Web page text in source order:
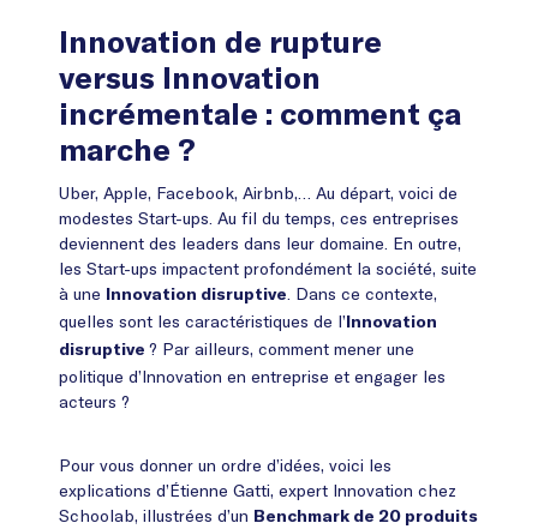
Innovation de rupture
versus Innovation
incrémentale : comment ça
marche ?
Uber, Apple, Facebook, Airbnb,… Au départ, voici de
modestes Start-ups. Au fil du temps, ces entreprises
deviennent des leaders dans leur domaine. En outre,
les Start-ups impactent profondément la société, suite
à une
Innovation disruptive . Dans ce contexte,
quelles sont les caractéristiques de l’ Innovation
disruptive? Par ailleurs, comment mener une
politique d’Innovation en entreprise et engager les
acteurs ?
Pour vous donner un ordre d’idées, voici les
explications d’Étienne Gatti, expert Innovation chez
Schoolab, illustrées d’un Benchmark de 20 produits